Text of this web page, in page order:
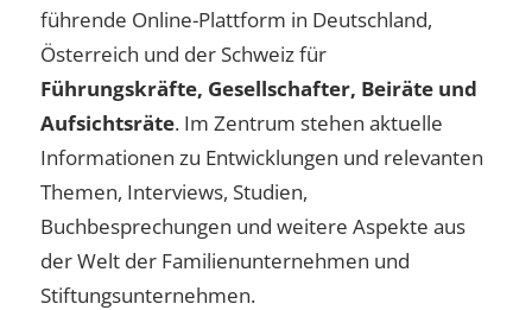
führende Online-Plattform in Deutschland,
Österreich und der Schweiz für
Führungskräfte, Gesellschafter, Beiräte und
Aufsichtsräte. Im Zentrum stehen aktuelle
Informationen zu Entwicklungen und relevanten
Themen, Interviews, Studien,
Buchbesprechungen und weitere Aspekte aus
der Welt der Familienunternehmen und
Stiftungsunternehmen.